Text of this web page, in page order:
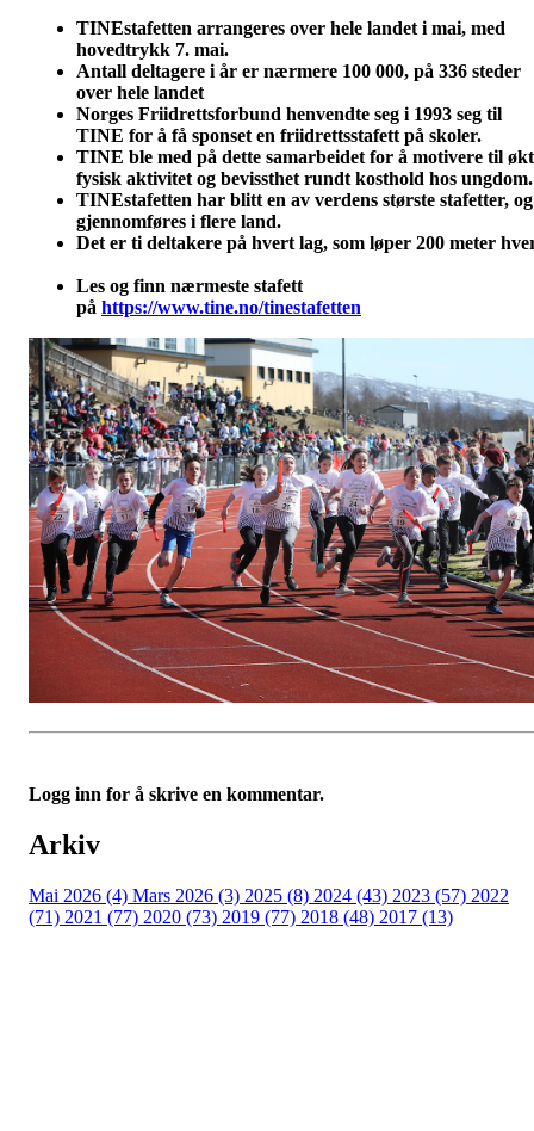
TINEstafetten arrangeres over hele landet i mai, med
hovedtrykk 7. mai.
Antall deltagere i år er nærmere 100 000, på 336 steder
over hele landet
Norges Friidrettsforbund henvendte seg i 1993 seg til
TINE for å få sponset en friidrettsstafett på skoler.
TINE ble med på dette samarbeidet for å motivere til økt
fysisk aktivitet og bevissthet rundt kosthold hos
TINEstafetten har blitt en av verdens største stafetter, og
gjennomføres i flere land.
Det er ti deltakere på hvert lag, som løper 200 meter
Les og finn nærmeste stafett
på https://www.tine.no/tinestafetten
Logg inn for å skrive en kommentar.
Arkiv
Mai 2026 (4) Mars 2026 (3) 2025 (8) 2024 (43) 2023 (57) 2022
(71) 2021 (77) 2020 (73) 2019 (77) 2018 (48) 2017 (13)